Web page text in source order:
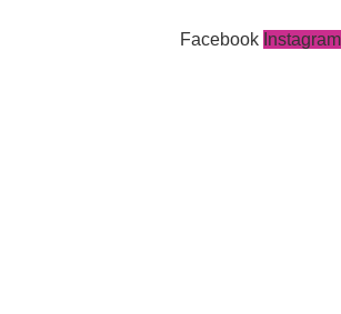
Facebook Instagram